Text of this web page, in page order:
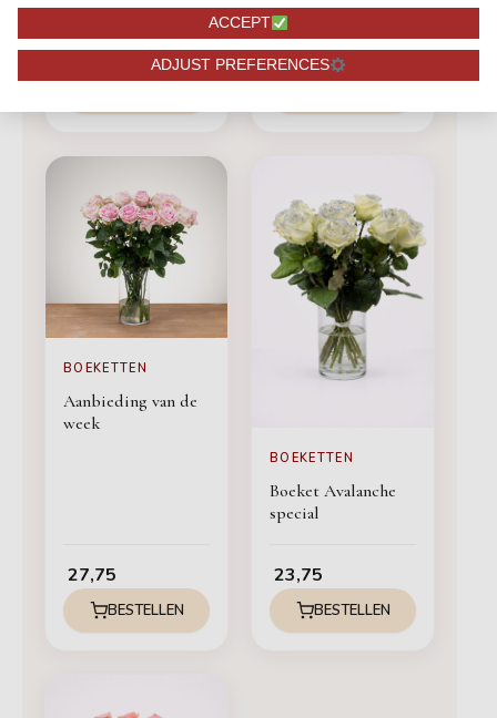
29,75 27,75
BOEKETTEN
Aanbieding van de
week
27,75
BESTELLEN
BOEKETTEN
Boeket Avalanche
special
23,75
BESTELLEN
ACCEPT
ADJUST PREFERENCES